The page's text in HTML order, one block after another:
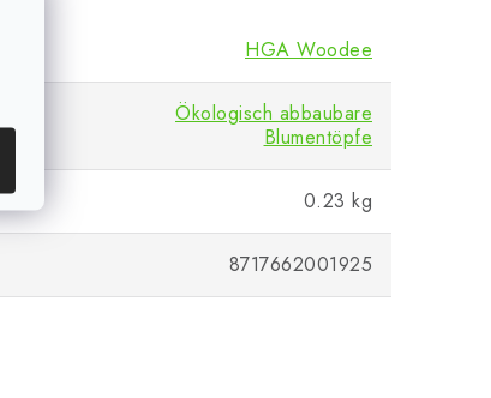
HGA Woodee
Ökologisch abbaubare
Blumentöpfe
0.23 kg
8717662001925